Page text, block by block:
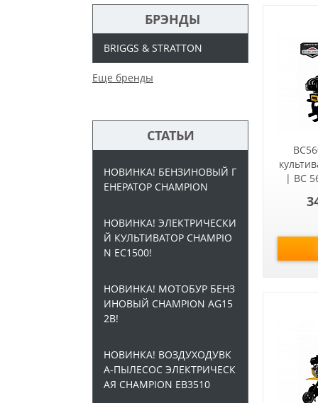
БРЭНДЫ
BRIGGS & STRATTON
Еще бренды
СТАТЬИ
НОВИНКА! БЕНЗИНОВЫЙ Г
ЕНЕРАТОР CHAMPION
НОВИНКА! ЭЛЕКТРИЧЕСКИ
Й КУЛЬТИВАТОР CHAMPIO
N EC1500!
НОВИНКА! МОТОБУР БЕНЗ
ИНОВЫЙ CHAMPION AG15
2B!
НОВИНКА! ВОЗДУХОДУВК
А-ПЫЛЕСОС ЭЛЕКТРИЧЕСК
АЯ CHAMPION EB3510
| BC